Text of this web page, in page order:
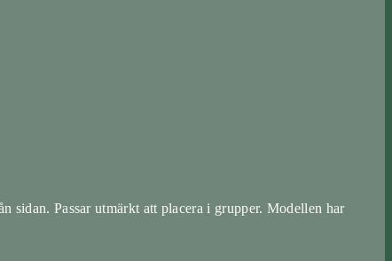
Passar utmärkt att placera i grupper. Modellen har